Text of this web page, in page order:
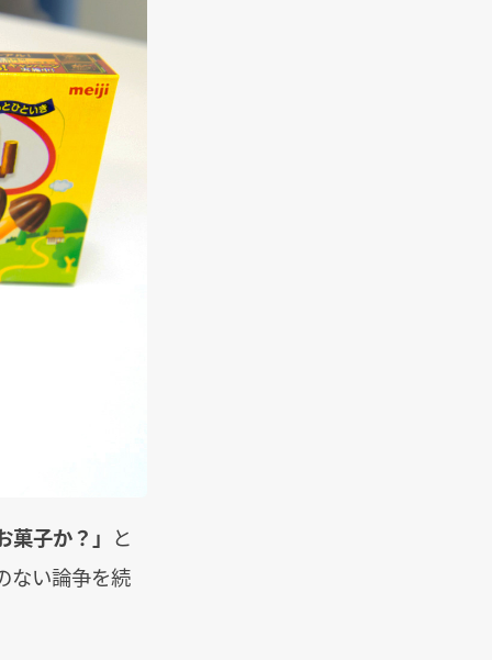
子か？」 と
ない論争を続